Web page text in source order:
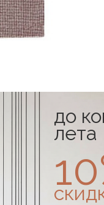
до
лета